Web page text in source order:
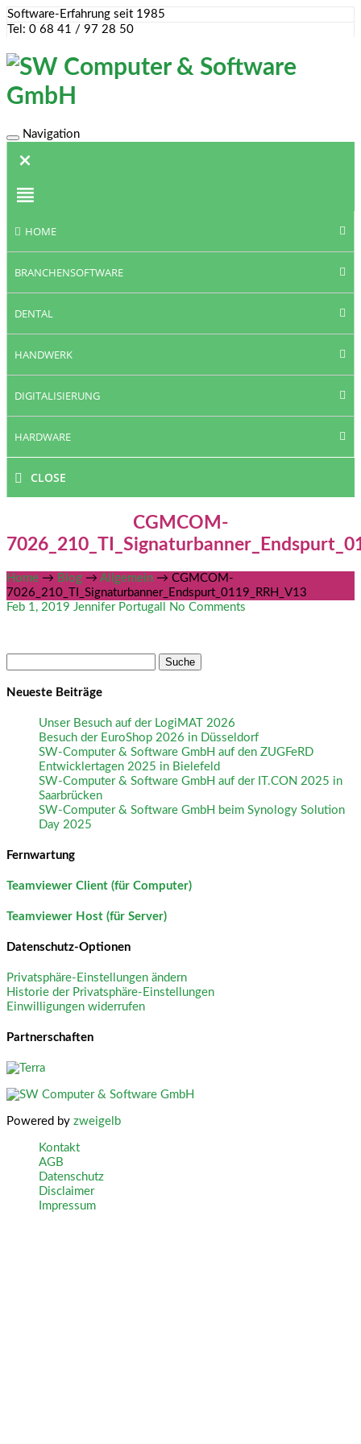
Software-Erfahrung seit 1985
Tel: 0 68 41 / 97 28 50
Toggle
navigation
Navigation
HOME
BRANCHENSOFTWARE
DENTAL
HANDWERK
DIGITALISIERUNG
HARDWARE
CLOSE
CGMCOM-
Home → Blog → Allgemein → CGMCOM-
7026_210_TI_Signaturbanner_Endspurt_0119_RRH_V13
Feb 1, 2019 Jennifer Portugall No Comments
nach:
Neueste Beiträge
Unser Besuch auf der LogiMAT 2026
Besuch der EuroShop 2026 in Düsseldorf
SW-Computer & Software GmbH auf den ZUGFeRD
Entwicklertagen 2025 in Bielefeld
SW-Computer & Software GmbH auf der IT.CON 2025 in
Saarbrücken
SW-Computer & Software GmbH beim Synology Solution
Day 2025
Fernwartung
Teamviewer Client (für Computer)
Teamviewer Host (für Server)
Datenschutz-Optionen
Privatsphäre-Einstellungen ändern
Historie der Privatsphäre-Einstellungen
Einwilligungen widerrufen
Partnerschaften
Powered by zweigelb
Kontakt
AGB
Datenschutz
Disclaimer
Impressum